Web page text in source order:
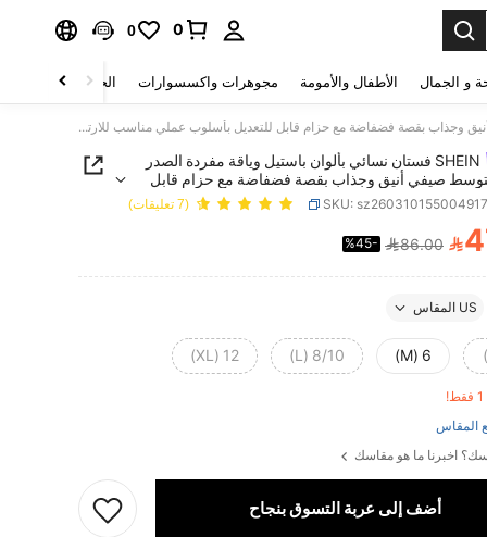
0
0
و الجمال الأطفال والأمومة مجوهرات واكسسوارات الحقائب والأمتعة
SHEIN فستان نسائي بألوان باستيل وياقة مفردة الصدر بطول متوسط صيفي أنيق وجذاب بقصة فضفاضة مع حزام قابل للتعديل بأسلوب عملي مناسب للارتداء في المكتب والجولف والبرانش وملابس العمل
SHEIN فستان نسائي بألوان باستيل وياقة مفردة الصدر
صيفي أنيق وجذاب بقصة فضفاضة مع حزام قابل
بأسلوب عملي مناسب للارتداء في المكتب والجولف
وملابس العمل
SKU: (7 تعليقات)
PRICE AND 
86.00
%45-
US المقاس
6 (M)
8/10 (L)
12 (XL)
المقاس
اخبرنا ما هو مقاسك
أضف إلى عربة التسوق بنجاح